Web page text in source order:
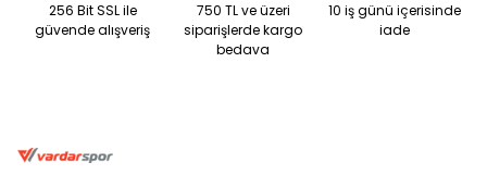
256 Bit SSL ile
güvende alışveriş
750 TL ve üzeri
siparişlerde kargo
bedava
10 iş günü içerisinde
iade